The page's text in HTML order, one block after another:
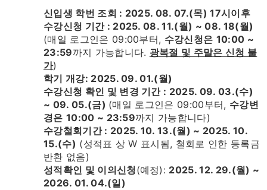
신입생 학번 조회 : 2025. 08. 07.(목) 17시이후
수강신청 기간 : 2025. 08. 11.(월) ~ 08. 18(월)
(매일 로그인은 09:00부터, 수강신청은 10:00 ~
23:59까지 가능합니다. 광복절 및 주말은 신청 불
가)
학기 개강: 2025. 09. 01.(월)
수강신청 확인 및 변경 기간 : 2025. 09. 03.(수)
~ 09. 05.(금) (매일 로그인은 09:00부터, 수강변
경은 10:00 ~ 23:59까지 가능합니다)
수강철회기간 : 2025. 10. 13.(월) ~ 2025. 10.
15.(수) (성적표 상 W 표시됨, 철회로 인한 등록금
반환 없음)
성적확인 및 이의신청(예정): 2025. 12. 29.(월) ~
2026. 01. 04.(일)